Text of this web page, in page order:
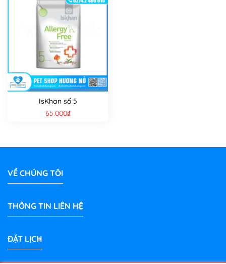
IsKhan số 5
65.000₫
VỀ CHÚNG TÔI
THÔNG TIN LIÊN HỆ
ĐẶT LỊCH